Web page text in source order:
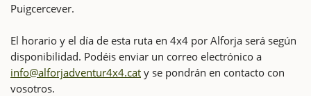
Puigcercever.
El horario y el día de esta ruta en 4x4 por Alforja será según
disponibilidad. Podéis enviar un correo electrónico a
info@alforjadventur4x4.cat y se pondrán en contacto con
vosotros.